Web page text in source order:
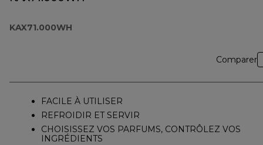
KAX71.000WH
Comparer
FACILE À UTILISER
REFROIDIR ET SERVIR
CHOISISSEZ VOS PARFUMS, CONTRÔLEZ VOS
INGRÉDIENTS